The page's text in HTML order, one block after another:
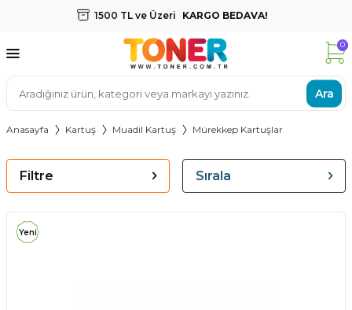
1500 TL ve Üzeri KARGO BEDAVA!
Ara
0
Anasayfa Kartuş Muadil Kartuş Mürekkep Kartuşlar
Filtre Sırala
Yeni